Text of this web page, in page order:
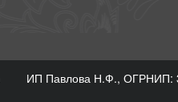
ИП Павлова Н.Ф., ОГРНИП: